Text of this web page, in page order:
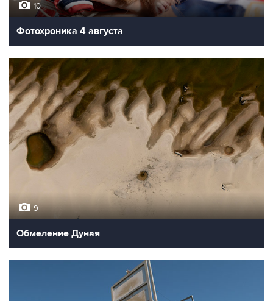
10
Фотохроника 4 августа
9
Обмеление Дуная